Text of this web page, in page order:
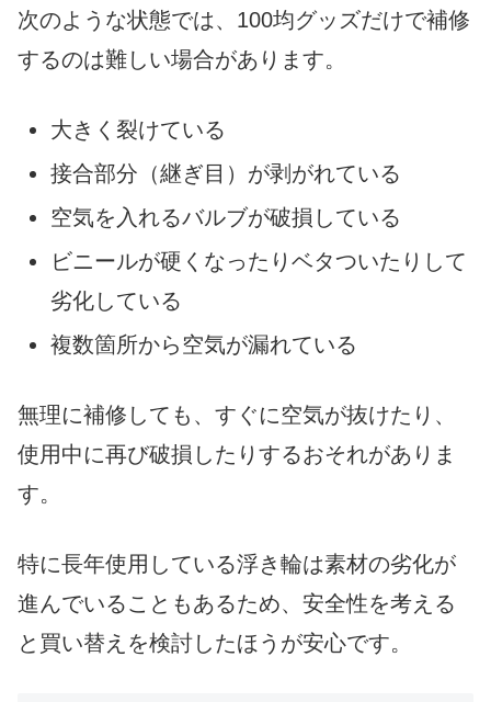
次のような状態では、100均グッズだけで補修
するのは難しい場合があります。
大きく裂けている
接合部分（継ぎ目）が剥がれている
空気を入れるバルブが破損している
ビニールが硬くなったりベタついたりして
劣化している
複数箇所から空気が漏れている
無理に補修しても、すぐに空気が抜けたり、
使用中に再び破損したりするおそれがありま
す。
特に長年使用している浮き輪は素材の劣化が
進んでいることもあるため、安全性を考える
と買い替えを検討したほうが安心です。